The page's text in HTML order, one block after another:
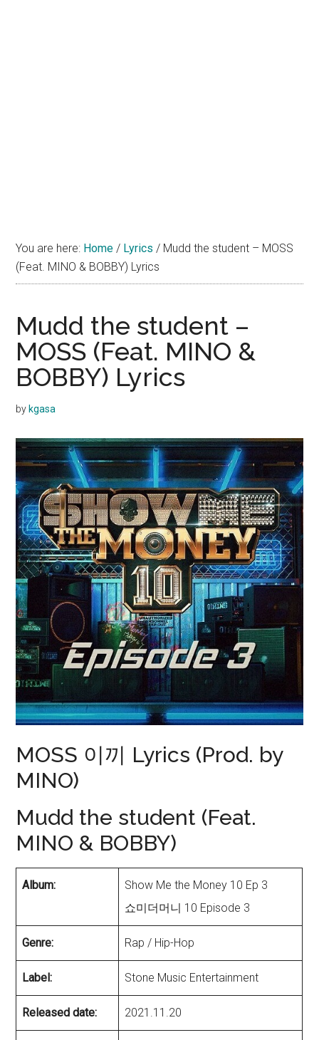
You are here: Home / Lyrics / Mudd the student – MOSS
(Feat. MINO & BOBBY) Lyrics
Mudd the student –
MOSS (Feat. MINO &
BOBBY) Lyrics
by kgasa
MOSS 이끼 Lyrics (Prod. by
MINO)
Mudd the student (Feat.
MINO & BOBBY)
Album:
Show Me the Money 10 Ep 3
쇼미더머니 10 Episode 3
Genre: Rap / Hip-Hop
Label: Stone Music Entertainment
Released date: 2021.11.20